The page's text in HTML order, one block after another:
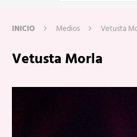
INICIO Medios Vetusta
Vetusta Morla